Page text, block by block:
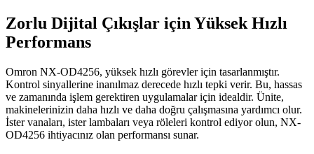
Zorlu Dijital Çıkışlar için Yüksek Hızlı
Performans
Omron NX-OD4256, yüksek hızlı görevler için tasarlanmıştır.
Kontrol sinyallerine inanılmaz derecede hızlı tepki verir. Bu, hassas
ve zamanında işlem gerektiren uygulamalar için idealdir. Ünite,
makinelerinizin daha hızlı ve daha doğru çalışmasına yardımcı olur.
İster vanaları, ister lambaları veya röleleri kontrol ediyor olun, NX-
OD4256 ihtiyacınız olan performansı sunar.